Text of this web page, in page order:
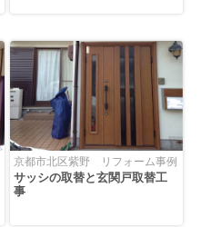
京都市北区紫野 リフォーム事例
サッシの取替と玄関戸取替工
事